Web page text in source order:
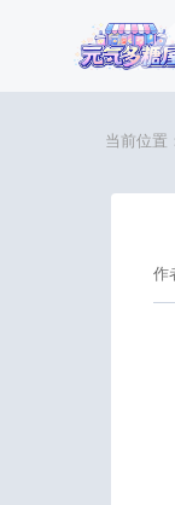
当前位置：
作